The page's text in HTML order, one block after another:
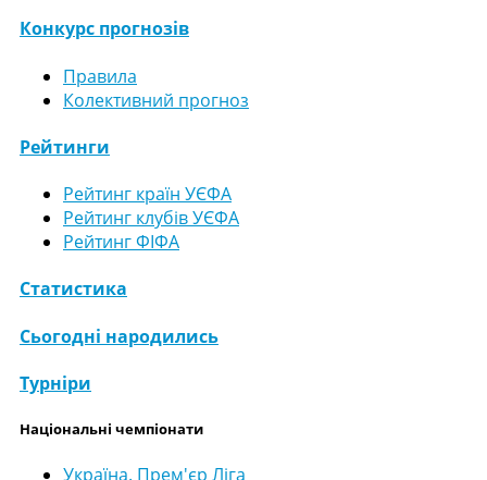
Конкурс прогнозів
Правила
Колективний прогноз
Рейтинги
Рейтинг країн УЄФА
Рейтинг клубів УЄФА
Рейтинг ФІФА
Статистика
Сьогодні народились
Турніри
Національні чемпіонати
Україна. Прем'єр Ліга